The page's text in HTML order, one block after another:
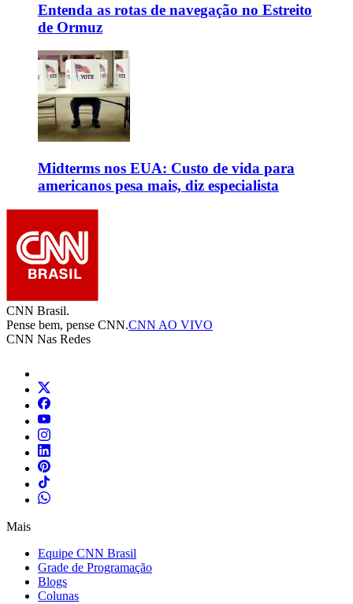
Entenda as rotas de navegação no Estreito
de Ormuz
Midterms nos EUA: Custo de vida para
americanos pesa mais, diz especialista
CNN Brasil.
Pense bem, pense CNN.CNN AO VIVO
CNN Nas Redes
Mais
Equipe CNN Brasil
Grade de Programação
Blogs
Colunas